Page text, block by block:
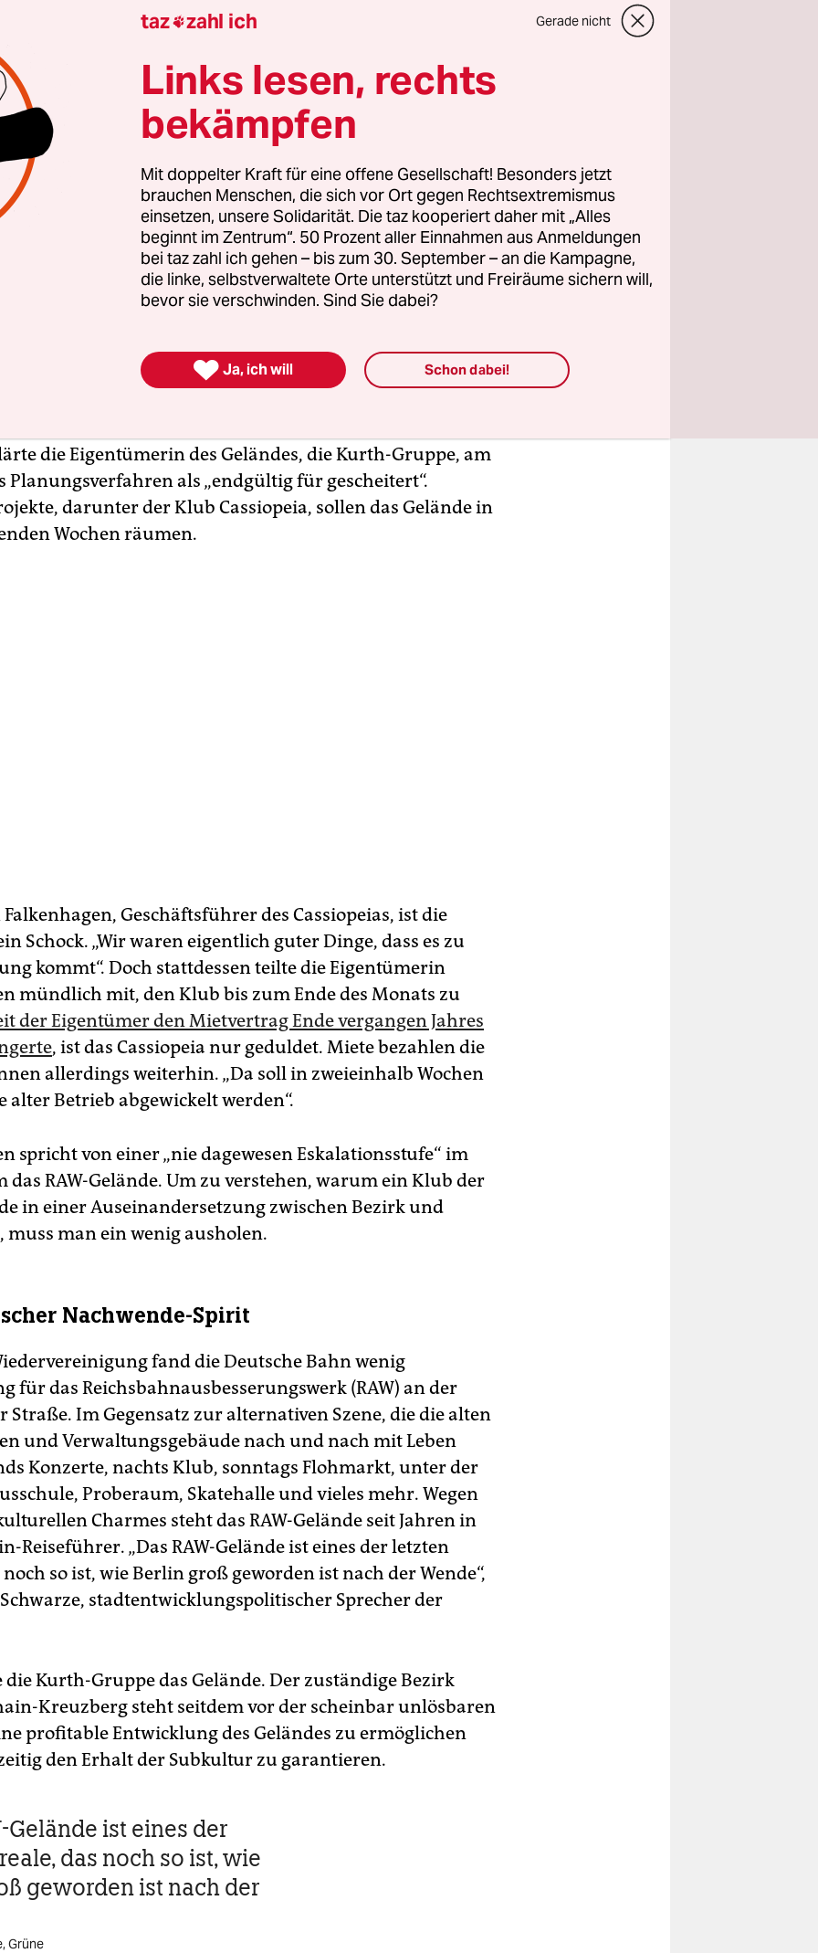
Wahmkow
kurz vor 10 Uhr, scheint die Welt auf dem RAW-Gelände
noch in Ordnung. Wummernde Bässe
den Klubs und Konzertlocations. Ein paar durchtrainierte
treten gerade aus der Boulderhalle „Kegel“ auf den
Betonboden des alten Reichsbahnausbesserungswerks.
weiter vor dem Astra reiht sich die Schlange von
Marokko-Fans, die für das Public Viewing auf der
ist die Zukunft des weit über die Stadtgrenzen
die Eigentümerin des Geländes, die Kurth-Gruppe, am
Planungsverfahren als „endgültig für gescheitert“.
darunter der Klub Cassiopeia, sollen das Gelände in
Wochen räumen.
Geschäftsführer des Cassiopeias, ist die
Schock. „Wir waren eigentlich guter Dinge, dass es zu
kommt“. Doch stattdessen teilte die Eigentümerin
mündlich mit, den Klub bis zum Ende des Monats zu
der Eigentümer den Mietvertrag Ende vergangen Jahres
, ist das Cassiopeia nur geduldet. Miete bezahlen die
allerdings weiterhin. „Da soll in zweieinhalb Wochen
alter Betrieb abgewickelt werden“.
spricht von einer „nie dagewesen Eskalationsstufe“ im
RAW-Gelände. Um zu verstehen, warum ein Klub der
in einer Auseinandersetzung zwischen Bezirk und
muss man ein wenig ausholen.
Nachwende-Spirit
fand die Deutsche Bahn wenig
für das Reichsbahnausbesserungswerk (RAW) an der
Straße. Im Gegensatz zur alternativen Szene, die die alten
und Verwaltungsgebäude nach und nach mit Leben
Konzerte, nachts Klub, sonntags Flohmarkt, unter der
Proberaum, Skatehalle und vieles mehr. Wegen
Charmes steht das RAW-Gelände seit Jahren in
Reiseführer. „Das RAW-Gelände ist eines der letzten
so ist, wie Berlin groß geworden ist nach der Wende“,
stadtentwicklungspolitischer Sprecher der
die Kurth-Gruppe das Gelände. Der zuständige Bezirk
Kreuzberg steht seitdem vor der scheinbar unlösbaren
profitable Entwicklung des Geländes zu ermöglichen
den Erhalt der Subkultur zu garantieren.
Gelände ist eines der
das noch so ist, wie
geworden ist nach der
Grüne
taz zahl ich Gerade nicht
Links lesen, rechts
bekämpfen
Mit doppelter Kraft für eine offene Gesellschaft! Besonders jetzt
brauchen Menschen, die sich vor Ort gegen Rechtsextremismus
einsetzen, unsere Solidarität. Die taz kooperiert daher mit „Alles
beginnt im Zentrum“. 50 Prozent aller Einnahmen aus Anmeldungen
bei taz zahl ich gehen – bis zum 30. September – an die Kampagne,
die linke, selbstverwaltete Orte unterstützt und Freiräume sichern will,
bevor sie verschwinden. Sind Sie dabei?
 Ja, ich will Schon dabei!